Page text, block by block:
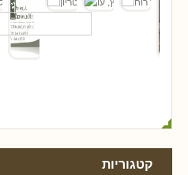
קטגוריות